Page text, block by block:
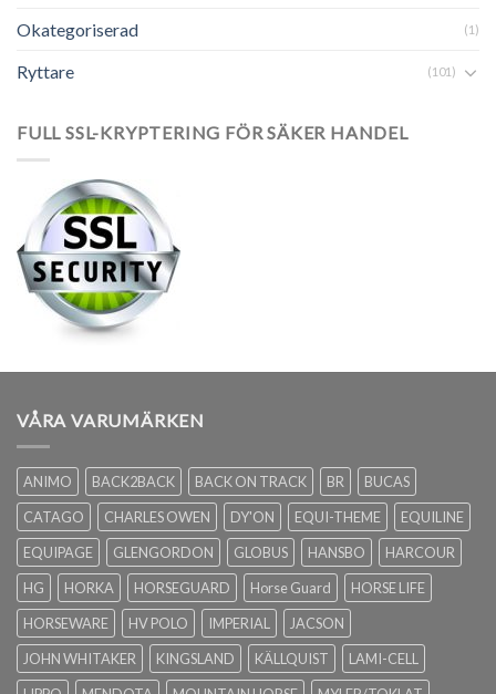
Okategoriserad (1)
Ryttare (101)
FULL SSL-KRYPTERING FÖR SÄKER HANDEL
VÅRA VARUMÄRKEN
ANIMO BACK2BACK BACK ON TRACK BR
BUCAS
CATAGO
CHARLES OWEN DY'ON EQUI-THEME
EQUILINE
EQUIPAGE
GLENGORDON GLOBUS HANSBO
HARCOUR
HG
HORKA HORSEGUARD Horse Guard
HORSE LIFE
HORSEWARE
HV POLO IMPERIAL
JACSON
JOHN WHITAKER
KINGSLAND KÄLLQUIST
LAMI-CELL